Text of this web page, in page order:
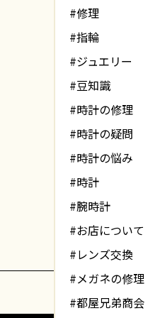
#修理
#指輪
#ジュエリー
#豆知識
#時計の修理
#時計の疑問
#時計の悩み
#時計
#腕時計
#お店について
#レンズ交換
#メガネの修理
#都屋兄弟商会